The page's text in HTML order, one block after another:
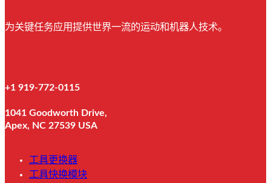
为关键任务应用提供世界一流的运动和机器人技术。
+1 919-772-0115
1041 Goodworth Drive,
Apex, NC 27539 USA
工具更换器
工具快换模块